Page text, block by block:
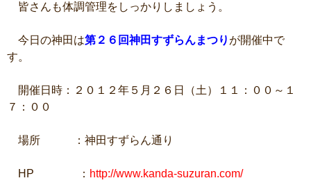
皆さんも体調管理をしっかりしましょう。
今日の神田は第２６回神田すずらんまつり が開催中で
す。
開催日時：２０１２年５月２６日（土）１１：００～１
７：００
場所 ：神田すずらん通り
HP ： http://www.kanda-suzuran.com/